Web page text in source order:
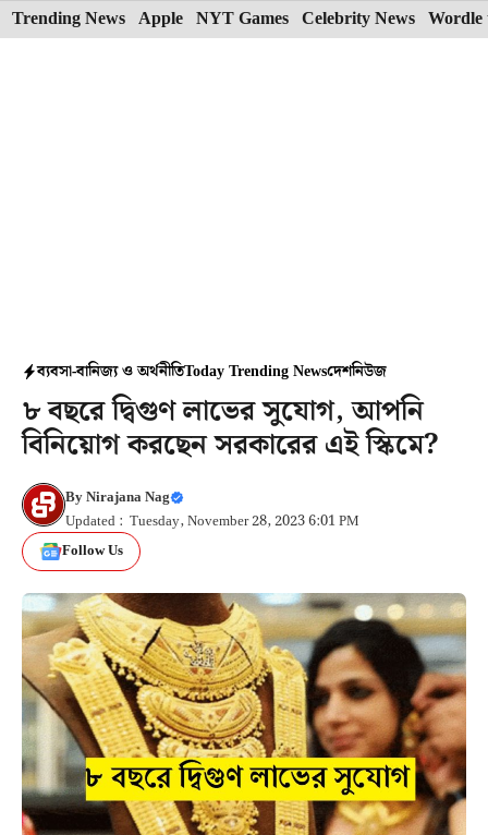
Skip
to
Trending News Apple NYT Games Celebrity News Wordle
ব্যবসা-বানিজ্য ও অর্থনীতিToday Trending Newsদেশনিউজ
৮ বছরে দ্বিগুণ লাভের সুযোগ, আপনি
বিনিয়োগ করছেন সরকারের এই স্কিমে?
ByNirajana Nag
Updated : Tuesday, November 28, 2023 6:01 PM
Follow Us